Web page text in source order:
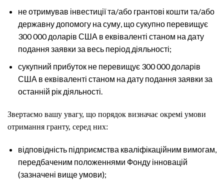
не отримував інвестиції та/або грантові кошти та/або
державну допомогу на суму, що сукупно перевищує
300 000 доларів США в еквіваленті станом на дату
подання заявки за весь період діяльності;
сукупний прибуток не перевищує 300 000 доларів
США в еквіваленті станом на дату подання заявки за
останній рік діяльності.
Звертаємо вашу увагу, що порядок визначає окремі умови
отримання гранту, серед них:
відповідність підприємства кваліфікаційним вимогам,
передбаченим положеннями Фонду інновацій
(зазначені вище умови);